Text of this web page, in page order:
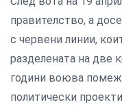
правителство, а
с червени линии,
разделената на две
години воюва
политически